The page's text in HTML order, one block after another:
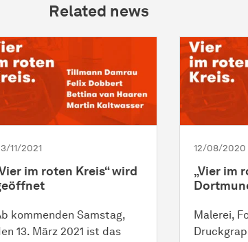
Related news
11/2021
im roten Kreis“ wird
kommenden Samstag,
13. März 2021 ist das
12/08/2020
„Vier im
Malerei,